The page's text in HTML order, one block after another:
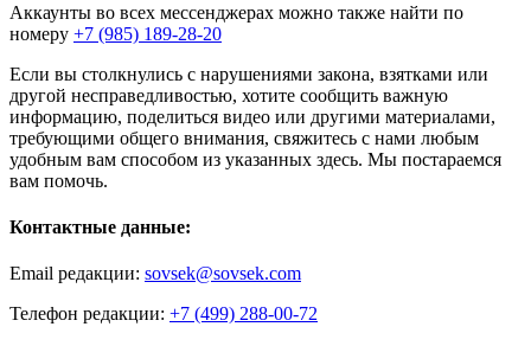
Аккаунты во всех мессенджерах можно также найти по
номеру +7 (985) 189-28-20
Если вы столкнулись с нарушениями закона, взятками или
другой несправедливостью, хотите сообщить важную
информацию, поделиться видео или другими материалами,
требующими общего внимания, свяжитесь с нами любым
удобным вам способом из указанных здесь. Мы постараемся
вам помочь.
Контактные данные:
Email редакции: sovsek@sovsek.com
Телефон редакции: +7 (499) 288-00-72